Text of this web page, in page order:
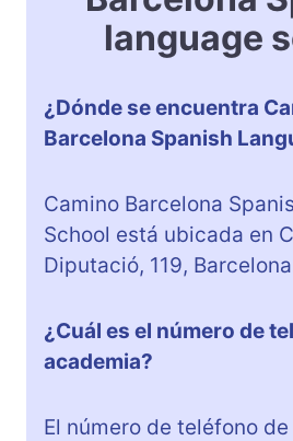
language
¿Dónde se encuentra
Barcelona Spanish
Camino Barcelona
School está ubicada en
Diputació, 119,
¿Cuál es el número de
academia?
El número de teléfono